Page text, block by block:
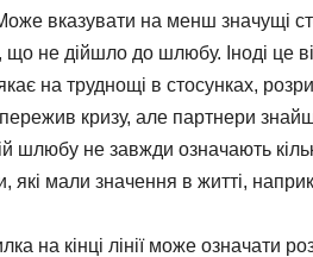
вказувати на менш значущі
що не дійшло до шлюбу. Іноді це
на труднощі в стосунках,
кризу, але партнери
шлюбу не завжди означають
які мали значення в житті,
на кінці лінії може означати